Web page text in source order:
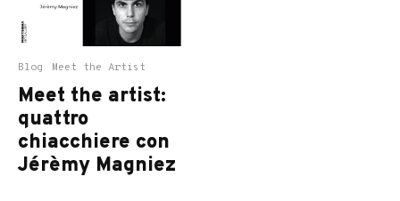
Blog Meet the Artist
Meet the artist:
quattro
chiacchiere con
Jérèmy Magniez